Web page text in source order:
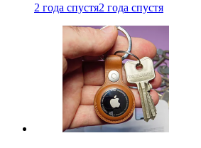
2 года спустя2 года спустя